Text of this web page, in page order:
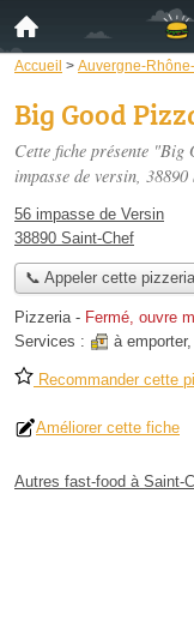
Accueil > Auvergne-
Big Good
Cette fiche présente
impasse de versin, 38890
56 impasse de Versin
38890 Saint-Chef
📞 Appeler cette pizzeria
Pizzeria- Fermé, ouvre
Services :
à emporter,
Recommander cette
Améliorer cette fiche
Autres fast-food à Saint-